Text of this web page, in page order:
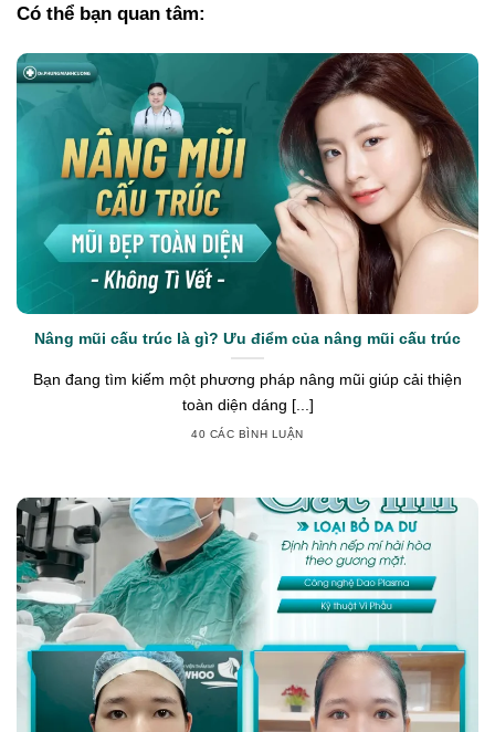
Có thể bạn quan tâm:
Nâng mũi cấu trúc là gì? Ưu điểm của nâng mũi cấu trúc
Bạn đang tìm kiếm một phương pháp nâng mũi giúp cải thiện
toàn diện dáng [...]
40 CÁC BÌNH LUẬN